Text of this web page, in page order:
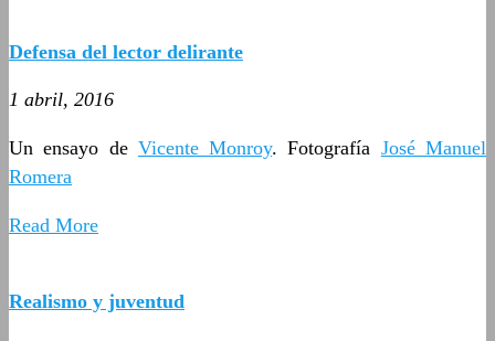
Defensa del lector delirante
1 abril, 2016
Un ensayo de Vicente Monroy. Fotografía José Manuel
Romera
Read More
Realismo y juventud